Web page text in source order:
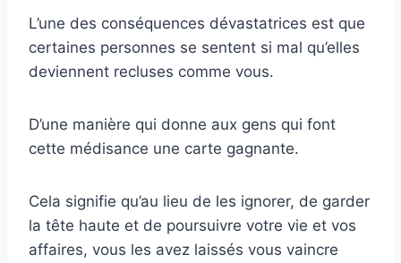
L’une des conséquences dévastatrices est que
certaines personnes se sentent si mal qu’elles
deviennent recluses comme vous.
D’une manière qui donne aux gens qui font
cette médisance une carte gagnante.
Cela signifie qu’au lieu de les ignorer, de garder
la tête haute et de poursuivre votre vie et vos
affaires, vous les avez laissés vous vaincre